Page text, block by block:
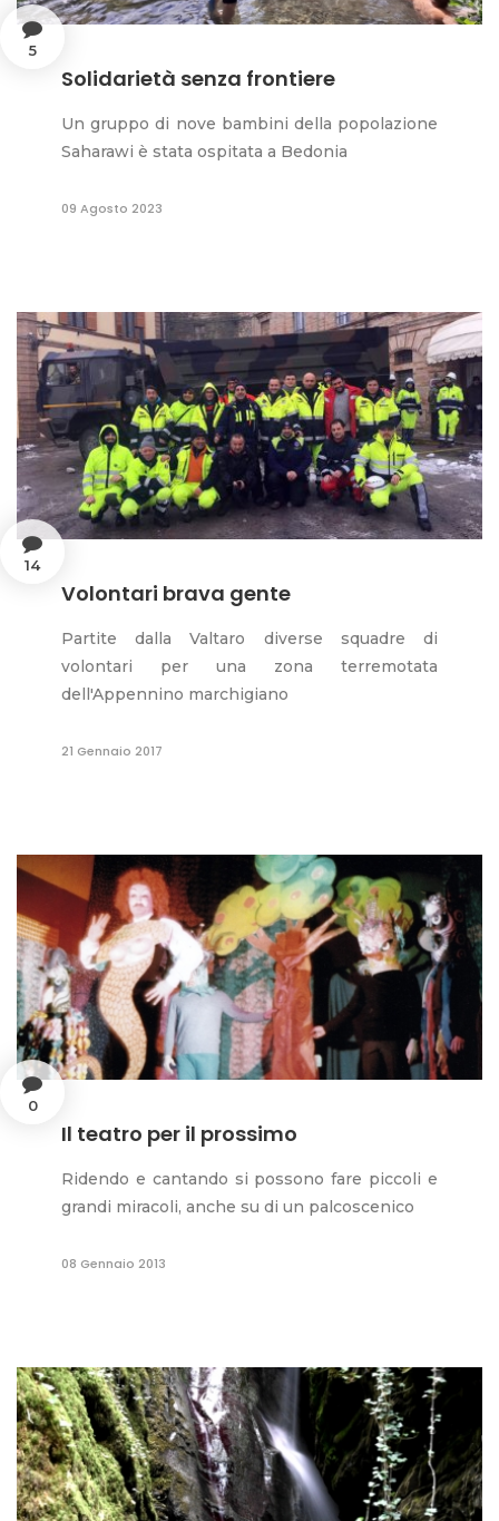
5
Solidarietà senza frontiere
Un gruppo di nove bambini della popolazione
Saharawi è stata ospitata a Bedonia
09 Agosto 2023
14
Volontari brava gente
Partite dalla Valtaro diverse squadre di
volontari per una zona terremotata
dell'Appennino marchigiano
21 Gennaio 2017
0
Il teatro per il prossimo
Ridendo e cantando si possono fare piccoli e
grandi miracoli, anche su di un palcoscenico
08 Gennaio 2013